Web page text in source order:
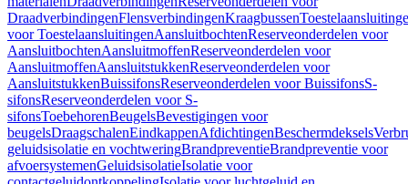
DraadverbindingenFlensverbindingenKraagbussen
voor ToestelaansluitingenAansluitbochtenReserveonderdelen voor
AansluitbochtenAansluitmoffenReserveonderdelen voor
AansluitmoffenAansluitstukkenReserveonderdelen voor
AansluitstukkenBuissifonsReserveonderdelen voor BuissifonsS-
sifonsReserveonderdelen voor S-
sifonsToebehorenBeugelsBevestigingen voor
beugelsDraagschalenEindkappenAfdichtingenBeschermdeksels
geluidsisolatie en vochtweringBrandpreventieBrandpreventie voor
afvoersystemenGeluidsisolatieIsolatie voor